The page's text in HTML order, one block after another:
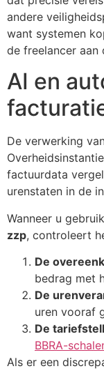
andere
want systemen
de freelancer aan
AI en
De verwerking
factuurdata
urenstaten in de
Wanneer u
zzp, controleert
De
bedrag met
De
uren vooraf
De
BBRA-
Als er een